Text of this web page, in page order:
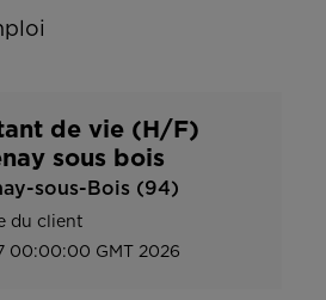
de vie (H/F)
sous bois
sous-Bois (94)
du client
00:00:00 GMT 2026